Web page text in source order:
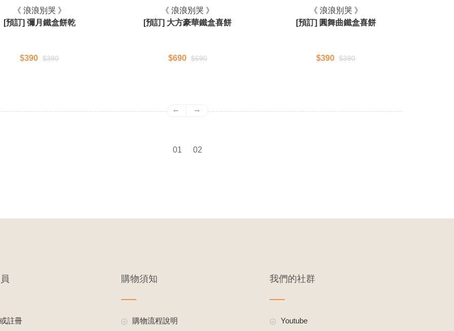
《 浪浪別哭 》
[預訂] 彌月鐵盒餅乾
$390 $390
《 浪浪別哭 》
[預訂] 大方豪華鐵盒喜餅
$690 $690
《 浪浪別哭 》
[預訂] 圓舞曲鐵盒喜餅
$390 $390
01 02
註冊
購物須知
購物流程說明
我們的社群
Youtube